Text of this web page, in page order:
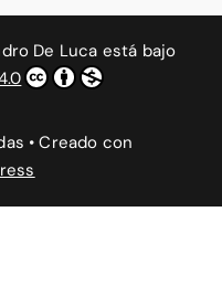
De Luca está bajo
• Creado con